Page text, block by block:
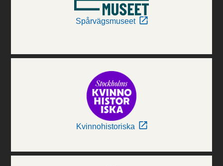
Spårvägsmuseet
Kvinnohistoriska